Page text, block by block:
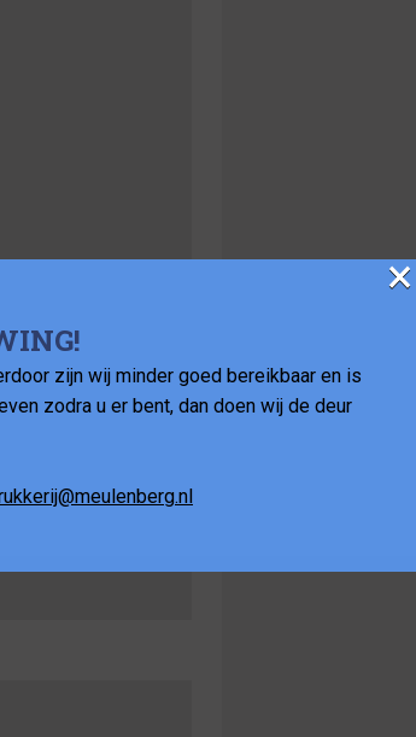
zijn wij minder goed bereikbaar en is
zodra u er bent, dan doen wij de deur
×